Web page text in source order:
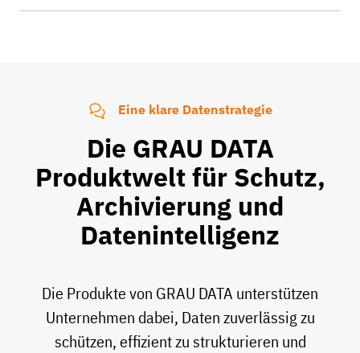
Eine klare Datenstrategie
Die GRAU DATA
Produktwelt für Schutz,
Archivierung und
Datenintelligenz
Die Produkte von GRAU DATA unterstützen
Unternehmen dabei, Daten zuverlässig zu
schützen, effizient zu strukturieren und